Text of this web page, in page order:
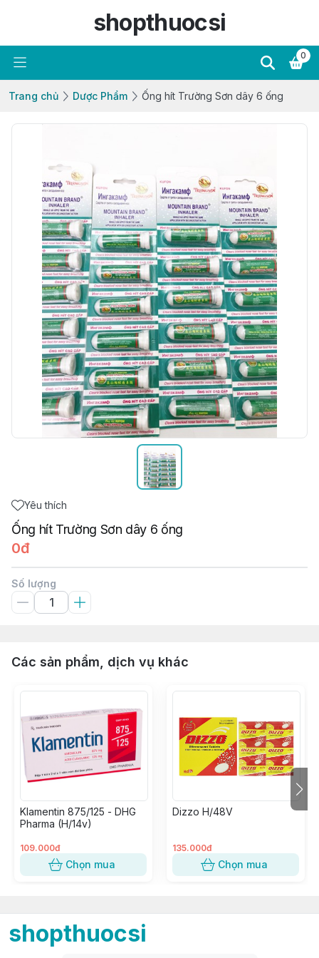
shopthuocsi
0
Trang chủ Dược Phẩm Ống hít Trường Sơn dây 6 ống
Yêu thích
Ống hít Trường Sơn dây 6 ống
0đ
Số lượng
Các sản phẩm, dịch vụ khác
Klamentin 875/125 - DHG
Pharma (H/14v)
109.000đ
Chọn mua
Dizzo H/48V
135.000đ
Chọn mua
shopthuocsi